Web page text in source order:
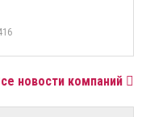
новости компаний